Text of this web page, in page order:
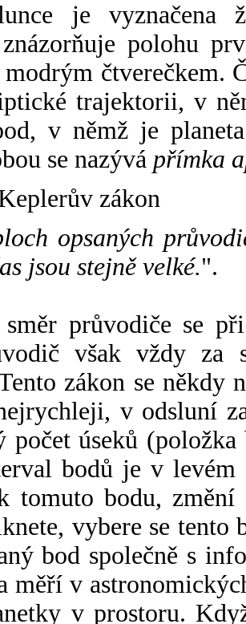
je vyznačena
znázorňuje polohu
modrým čtverečkem.
trajektorii, v
v němž je
se nazývá přímka
zákon
opsaných
jsou stejně velké.".
průvodiče se
však vždy za
zákon se někdy
v odsluní
počet úseků
bodů je v
tomuto bodu,
vybere se tento
bod společně s
měří v
v prostoru.